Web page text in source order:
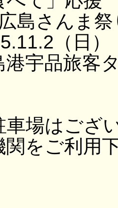
島さんま祭
（日
港宇品旅客
場はござ
関をご利用